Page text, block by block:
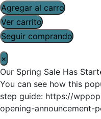
Agregar al carro
Ver carrito
Seguir comprando
×
Our Spring Sale Has
You can see how this
step guide: https://
opening-announcement-